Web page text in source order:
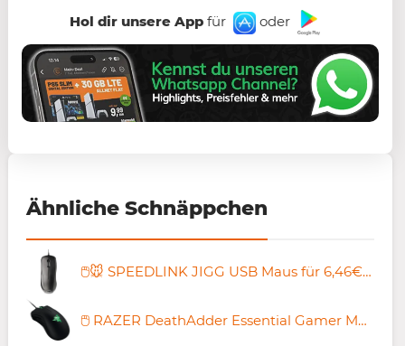
Hol dir unsere Appfür oder
Ähnliche Schnäppchen
🖱️🐭 SPEEDLINK JIGG USB Maus für 6,46€ (statt 9€)
🖱️ RAZER DeathAdder Essential Gamer Maus für 17,90€ (statt 22€)